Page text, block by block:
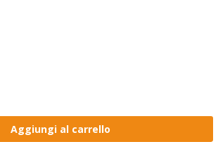
Aggiungi al carrello